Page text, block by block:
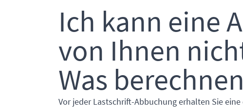
Ich kann eine
von Ihnen
Was
Vor jeder Lastschrift-Abbuchung erhalten Sie